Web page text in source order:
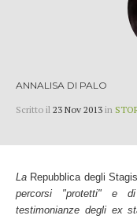
ANNALISA DI PALO
Scritto il 23 Nov 2013 in
La Repubblica degli
percorsi "protetti" e
testimonianze degli ex